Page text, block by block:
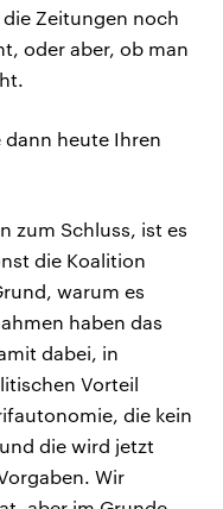
Zeitungen noch
oder aber, ob man
dann heute Ihren
zum Schluss, ist es
die Koalition
warum es
haben das
dabei, in
Vorteil
die kein
die wird jetzt
Wir